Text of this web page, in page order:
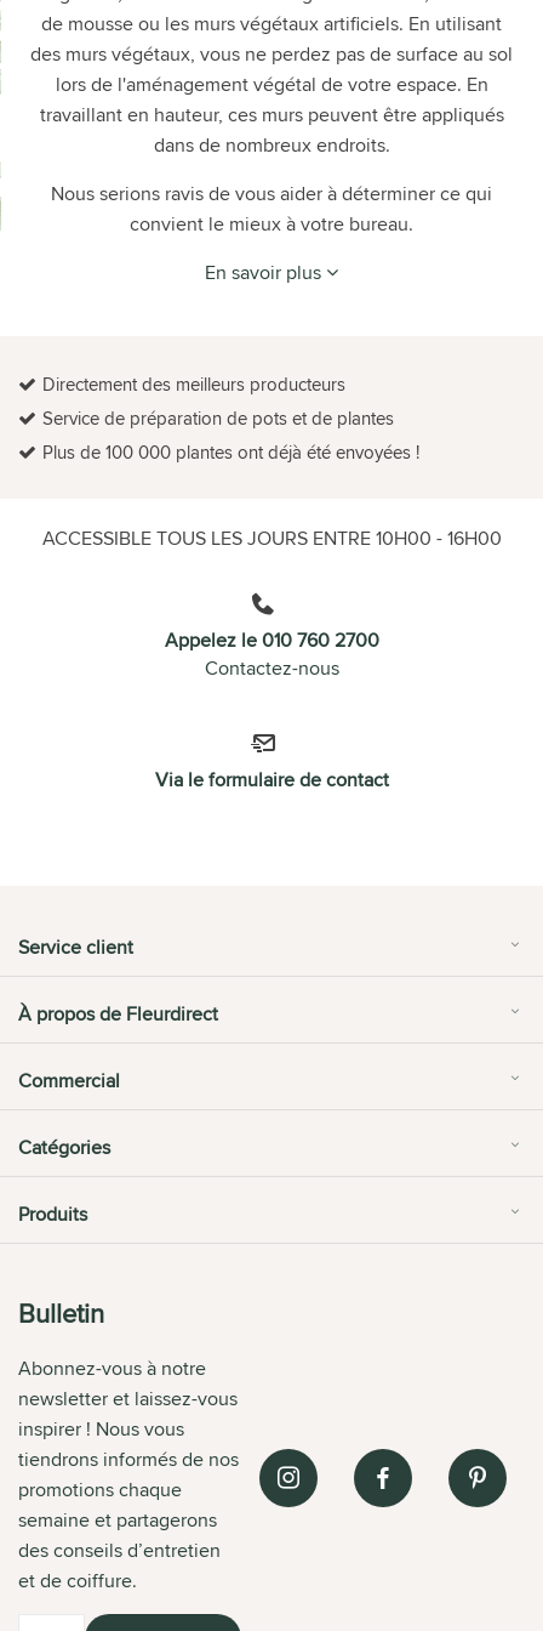
de mousse ou les murs végétaux artificiels. En utilisant
des murs végétaux, vous ne perdez pas de surface au sol
lors de l'aménagement végétal de votre espace. En
travaillant en hauteur, ces murs peuvent être appliqués
dans de nombreux endroits.
Nous serions ravis de vous aider à déterminer ce qui
convient le mieux à votre bureau.
En savoir plus
Directement des meilleurs producteurs
Service de préparation de pots et de plantes
Plus de 100 000 plantes ont déjà été envoyées !
ACCESSIBLE TOUS LES JOURS ENTRE 10H00 - 16H00
Appelez le 010 760 2700
Contactez-nous
Via le formulaire de contact
Service client
À propos de Fleurdirect
Commercial
Catégories
Produits
Bulletin
Abonnez-vous à notre
newsletter et laissez-vous
inspirer ! Nous vous
tiendrons informés de nos
promotions chaque
semaine et partagerons
des conseils d’entretien
et de coiffure.